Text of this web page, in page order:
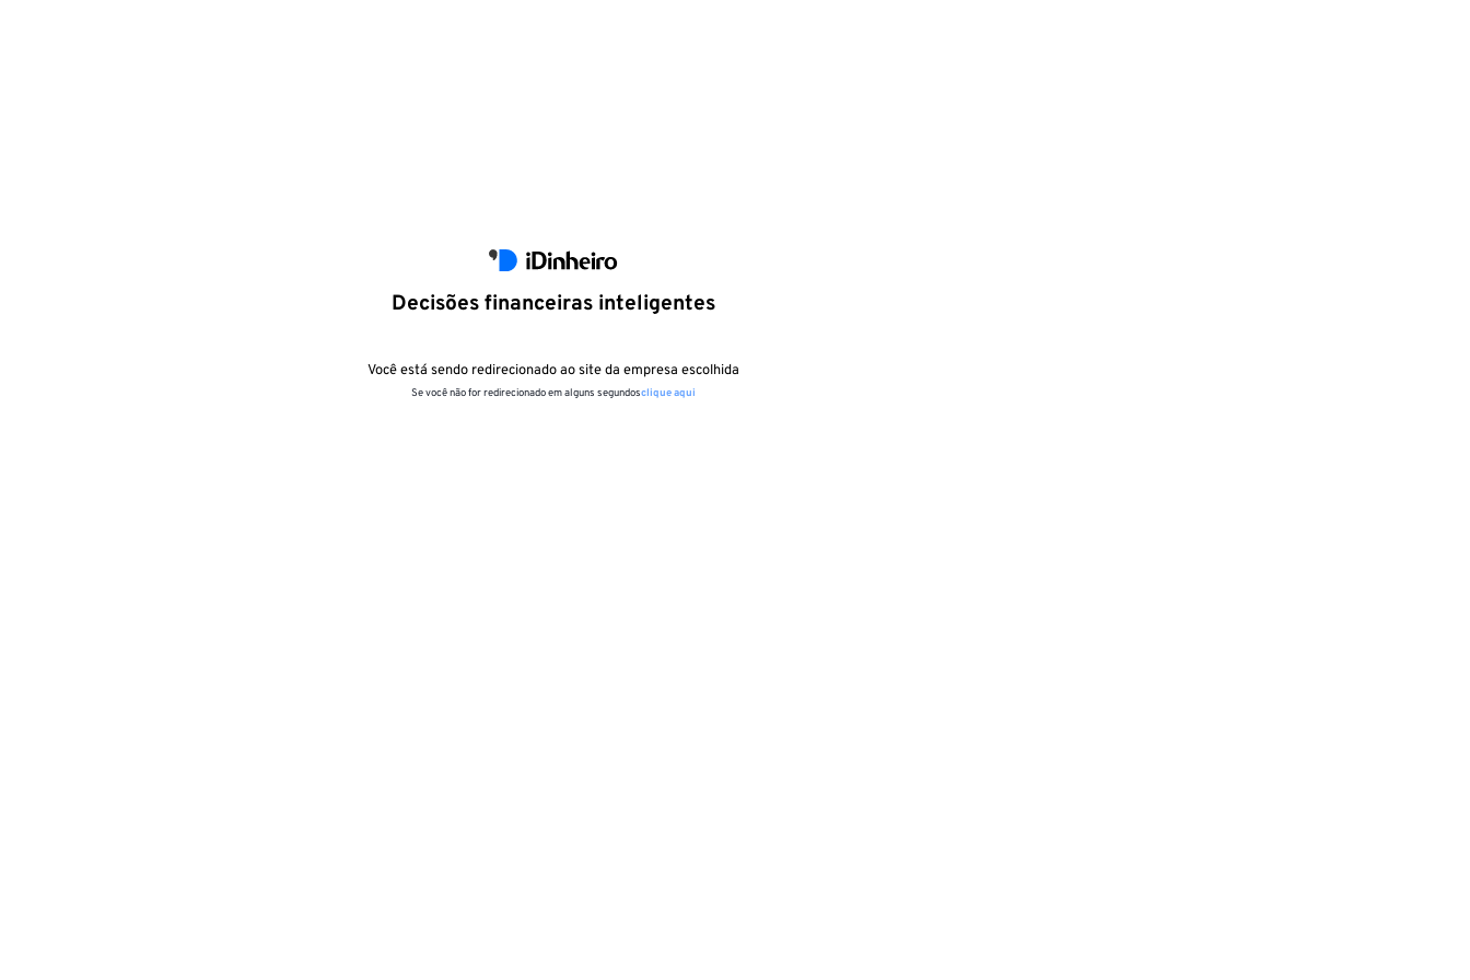
Decisões financeiras inteligentes
Você está sendo redirecionado ao site da empresa escolhida
Se você não for redirecionado em alguns segundosclique aqui